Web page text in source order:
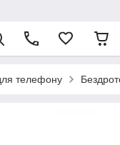
телефону